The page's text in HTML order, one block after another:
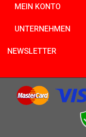
MEIN KONTO
UNTERNEHMEN
NEWSLETTER